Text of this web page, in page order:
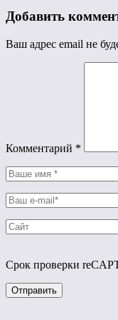
Добавить
Ваш адрес email не
Комментарий *
Срок проверки